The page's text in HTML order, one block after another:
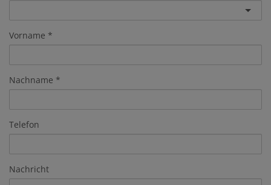
Vorname
Nachname
Telefon
Nachricht